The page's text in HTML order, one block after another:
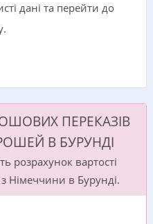
дані та перейти до
ПЕРЕКАЗІВ
В БУРУНДІ
розрахунок вартості
Німеччини в Бурунді.